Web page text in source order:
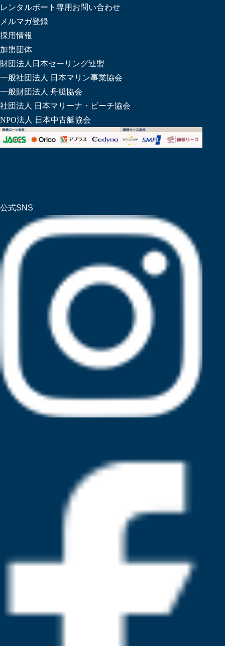
レンタルボート専用お問い合わせ
メルマガ登録
採用情報
加盟団体
財団法人日本セーリング連盟
一般社団法人 日本マリン事業協会
一般財団法人 舟艇協会
社団法人 日本マリーナ・ビーチ協会
NPO法人 日本中古艇協会
公式SNS